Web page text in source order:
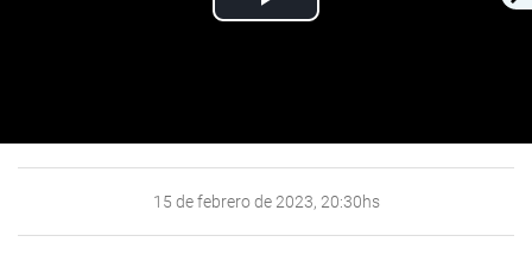
Play
15 de febrero de 2023, 20:30hs